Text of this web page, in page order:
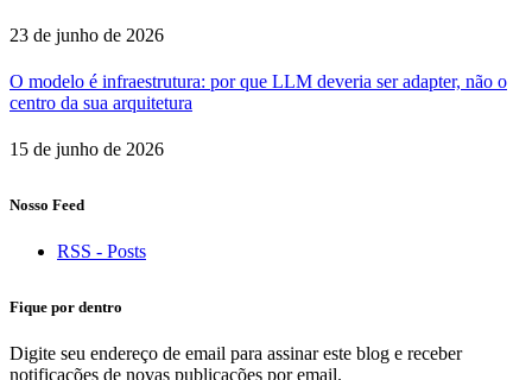
23 de junho de 2026
O modelo é infraestrutura: por que LLM deveria ser adapter, não o
centro da sua arquitetura
15 de junho de 2026
Nosso Feed
RSS - Posts
Fique por dentro
Digite seu endereço de email para assinar este blog e receber
notificações de novas publicações por email.